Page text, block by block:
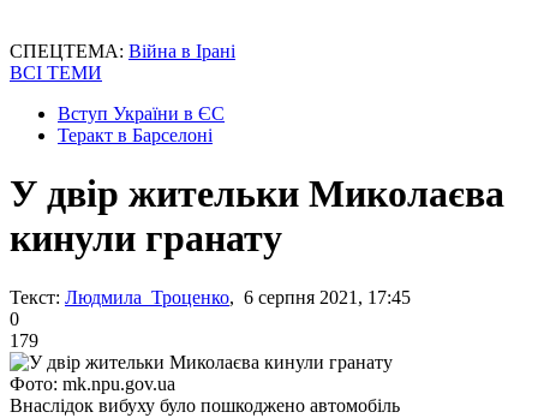
СПЕЦТЕМА: Війна в Ірані
ВСІ ТЕМИ
Вступ України в ЄС
Теракт в Барселоні
У двір жительки Миколаєва
кинули гранату
Текст: Людмила Троценко, 6 серпня 2021, 17:45
0
179
Фото: mk.npu.gov.ua
Внаслідок вибуху було пошкоджено автомобіль